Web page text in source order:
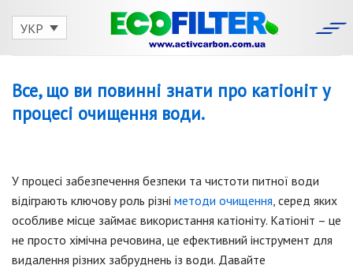
УКР
Все, що ви повинні знати про катіоніт у
процесі очищення води.
У процесі забезпечення безпеки та чистоти питної води
відіграють ключову роль різні методи очищення, серед яких
особливе місце займає використання катіоніту. Катіоніт – це
не просто хімічна речовина, це ефективний інструмент для
видалення різних забруднень із води. Давайте